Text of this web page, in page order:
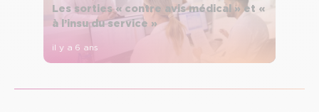
Les sorties « contre avis médical » et «
à l’insu du service »
il y a 6 ans